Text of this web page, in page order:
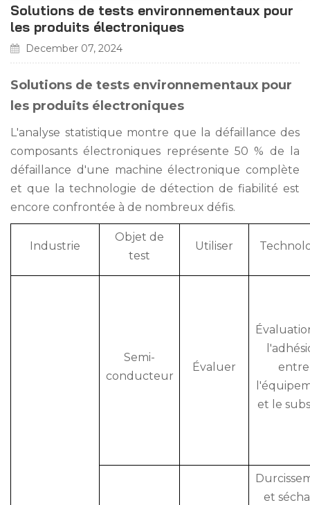
Solutions de tests environnementaux pour
les produits électroniques
December 07, 2024
Solutions de tests environnementaux pour
les produits électroniques
L'analyse statistique montre que la défaillance des
composants électroniques représente 50 % de la
défaillance d'une machine électronique complète
et que la technologie de détection de fiabilité est
encore confrontée à de nombreux défis.
Industrie
Objet de
test
Utiliser
Semi-
conducteur
Évaluer
entre
et le
et